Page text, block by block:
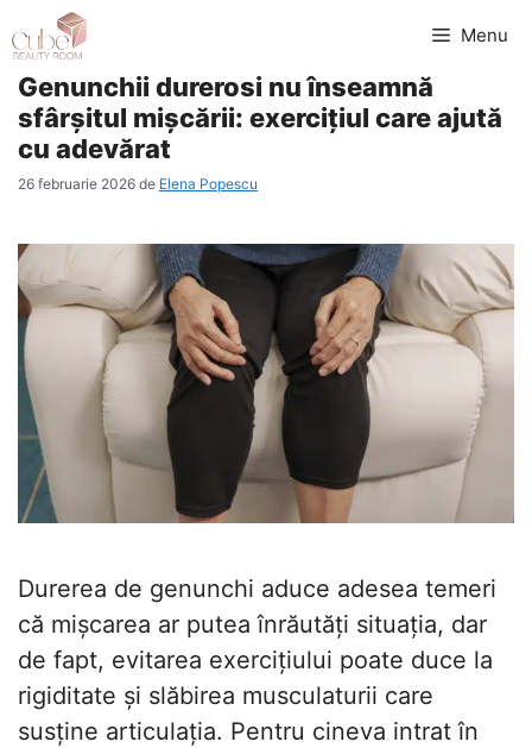
la
conținut
Menu
Genunchii durerosi nu înseamnă
sfârșitul mișcării: exercițiul care ajută
cu adevărat
26 februarie 2026 de Elena Popescu
Durerea de genunchi aduce adesea temeri
că mișcarea ar putea înrăutăți situația, dar
de fapt, evitarea exercițiului poate duce la
rigiditate și slăbirea musculaturii care
susține articulația. Pentru cineva intrat în